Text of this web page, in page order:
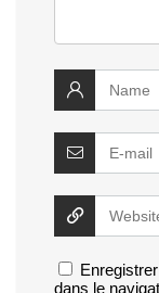
dans le